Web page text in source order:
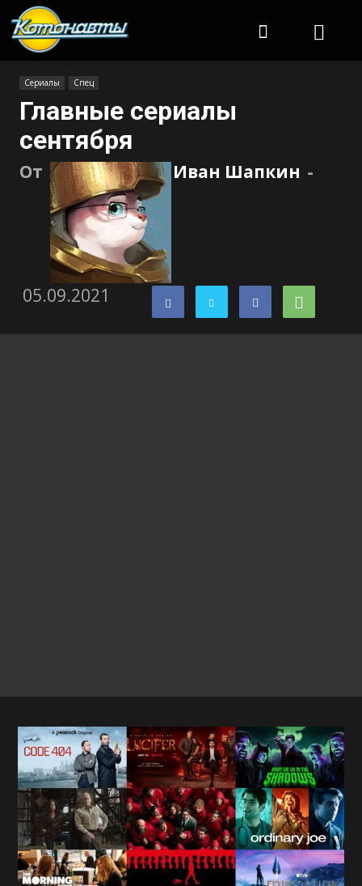
Сериалы Спец
Главные сериалы
сентября
От Иван Шапкин -
05.09.2021